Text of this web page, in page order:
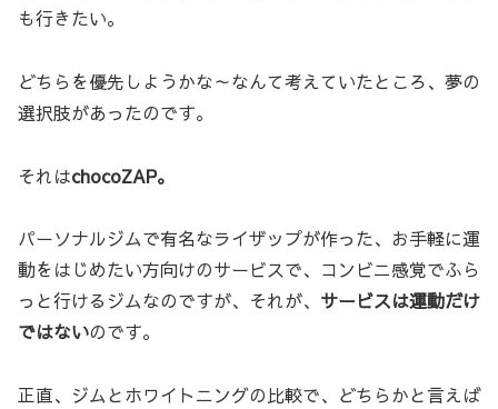
も行きたい。
どちらを優先しようかな～なんて考えていたところ、夢の
選択肢があったのです。
それはchocoZAP。
パーソナルジムで有名なライザップが作った、お手軽に運
動をはじめたい方向けのサービスで、コンビニ感覚でふら
っと行けるジムなのですが、それが、 サービスは運動だけ
ではないのです。
正直、ジムとホワイトニングの比較で、どちらかと言えば